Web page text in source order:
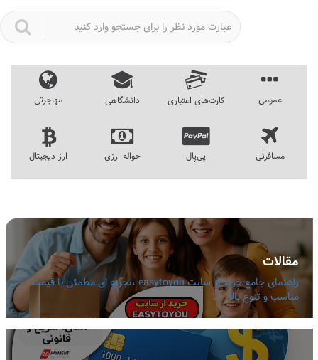
عمومی کارت‌های اعتباری دانشگاهی مهاجرتی
مسافرتی پی‌پال حواله ارزی ارز دیجیتال
مقالات
راهنمای جامع خرید از سایت easytoyou ،تجربه ای مطمئن با قیمت
مناسب و تنوع بالا